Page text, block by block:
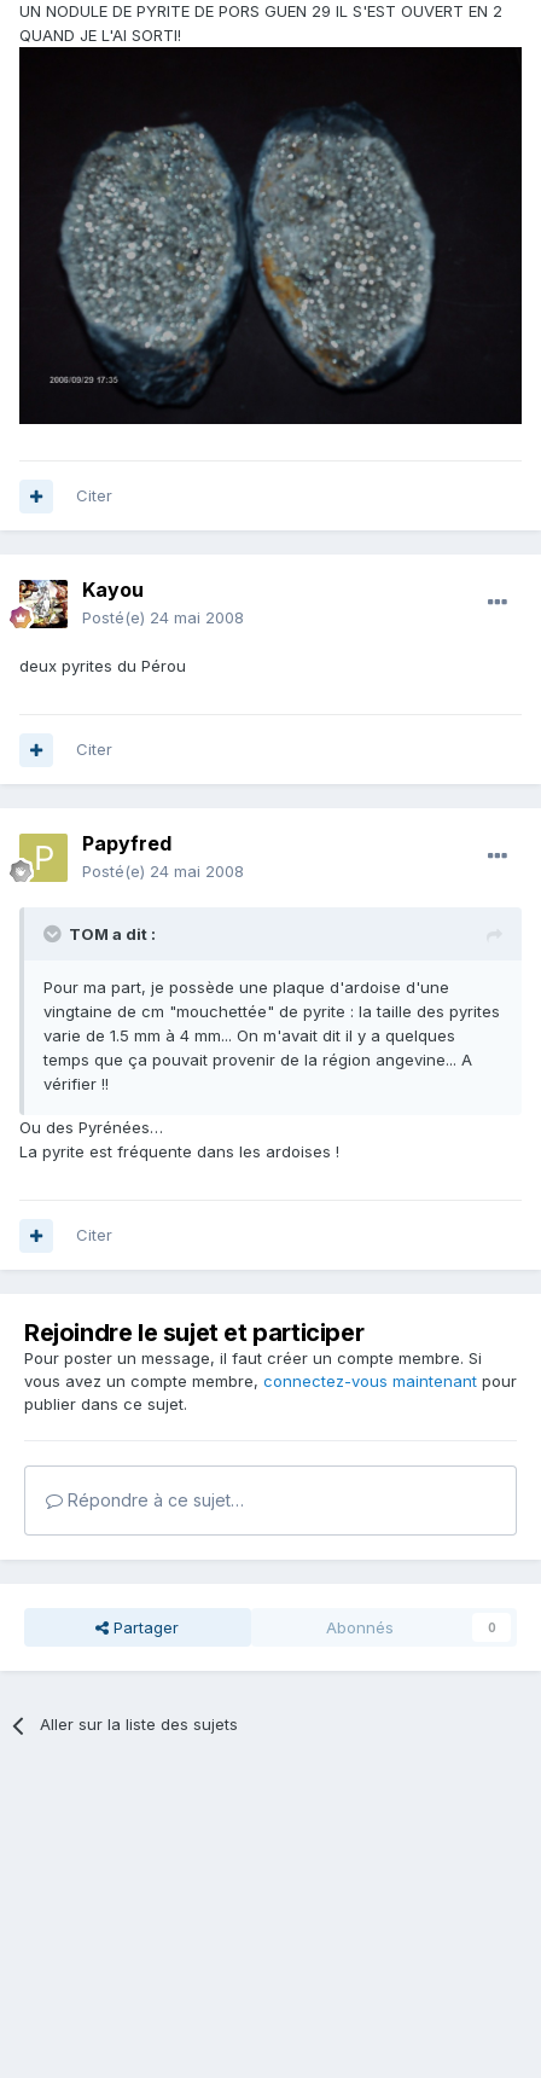
UN NODULE DE PYRITE DE PORS GUEN 29 IL S'EST OUVERT EN 2
QUAND JE L'AI SORTI!
Citer
Kayou
Posté(e) 24 mai 2008
deux pyrites du Pérou
Citer
Papyfred
Posté(e) 24 mai 2008
TOM a dit :
Pour ma part, je possède une plaque d'ardoise d'une
vingtaine de cm "mouchettée" de pyrite : la taille des pyrites
varie de 1.5 mm à 4 mm... On m'avait dit il y a quelques
temps que ça pouvait provenir de la région angevine... A
vérifier !!
Ou des Pyrénées…
La pyrite est fréquente dans les ardoises !
Citer
Rejoindre le sujet et participer
Pour poster un message, il faut créer un compte membre. Si
vous avez un compte membre, connectez-vous maintenant pour
publier dans ce sujet.
Répondre à ce sujet…
Partager Abonnés 0
Aller sur la liste des sujets